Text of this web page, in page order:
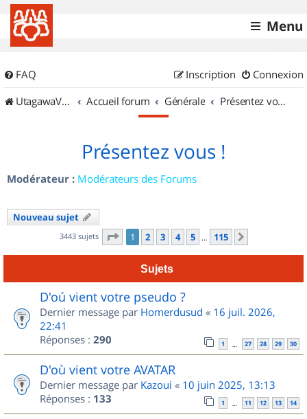
Menu
FAQ Connexion
Inscription
UtagawaVTT (Randos VTT et VTTAE avec traces GPS)
Accueil forum Générale Présentez vous !
Présentez vous !
Modérateur : Modérateurs des Forums
Nouveau sujet
3443 sujets Page 1sur 115
1 2 3 4 5 … 115
Sujets
D'oú vient votre pseudo ?
Dernier message par Homerdusud « 16 juil. 2026,
22:41
Réponses : 290 1 … 27 28 29 30
D'où vient votre AVATAR
Dernier message par Kazoui « 10 juin 2025, 13:13
Réponses : 133 1 … 11 12 13 14